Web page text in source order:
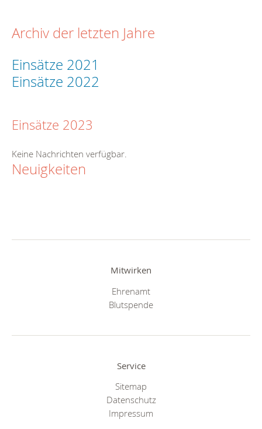
Archiv der letzten Jahre
Einsätze 2021
Einsätze 2022
Einsätze 2023
Keine Nachrichten verfügbar.
Neuigkeiten
Mitwirken
Ehrenamt
Blutspende
Service
Sitemap
Datenschutz
Impressum